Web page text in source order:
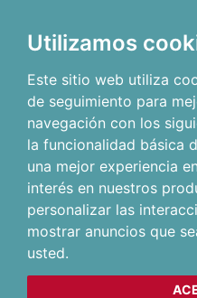
Utilizamos
Este sitio web utiliza
de seguimiento para
navegación con los
la funcionalidad básica
una mejor experiencia
interés en nuestros
personalizar las
mostrar anuncios que
usted.